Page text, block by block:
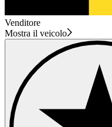
Venditore
Mostra il veicolo